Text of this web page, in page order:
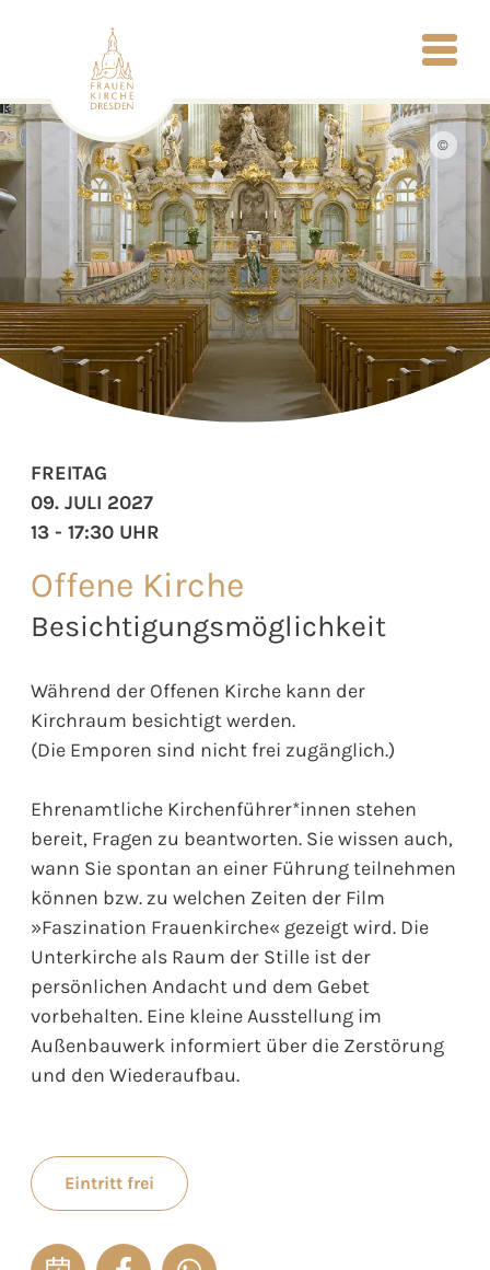
©
Offene Kirche
Besichtigungsmöglichkeit
Während der Offenen Kirche kann der
Kirchraum besichtigt werden.
(Die Emporen sind nicht frei zugänglich.)
Ehrenamtliche Kirchenführer*innen stehen
bereit, Fragen zu beantworten. Sie wissen auch,
wann Sie spontan an einer Führung teilnehmen
können bzw. zu welchen Zeiten der Film
»Faszination Frauenkirche« gezeigt wird. Die
Unterkirche als Raum der Stille ist der
persönlichen Andacht und dem Gebet
vorbehalten. Eine kleine Ausstellung im
Außenbauwerk informiert über die Zerstörung
und den Wiederaufbau.
Eintritt frei
FREITAG
09. JULI 2027
13 - 17:30 UHR